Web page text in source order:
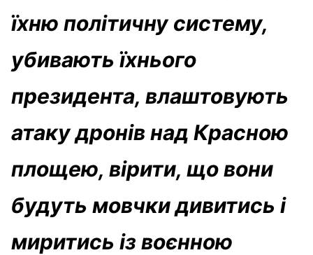
їхню політичну систему,
убивають їхнього
президента, влаштовують
атаку дронів над Красною
площею, вірити, що вони
будуть мовчки дивитись і
миритись із воєнною